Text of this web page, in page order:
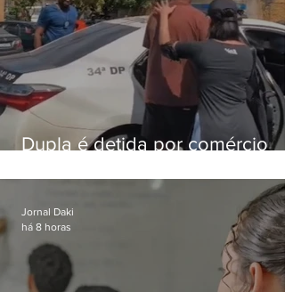
Dupla é detida por comércio
Bangu
Jornal Daki
há 8 horas